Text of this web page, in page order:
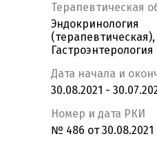
Терапевтическая
Эндокринология
(терапевтическая),
Гастроэнтерология
Дата начала и
30.08.2021 -
Номер и дата РКИ
№ 486 от 30.08.2021